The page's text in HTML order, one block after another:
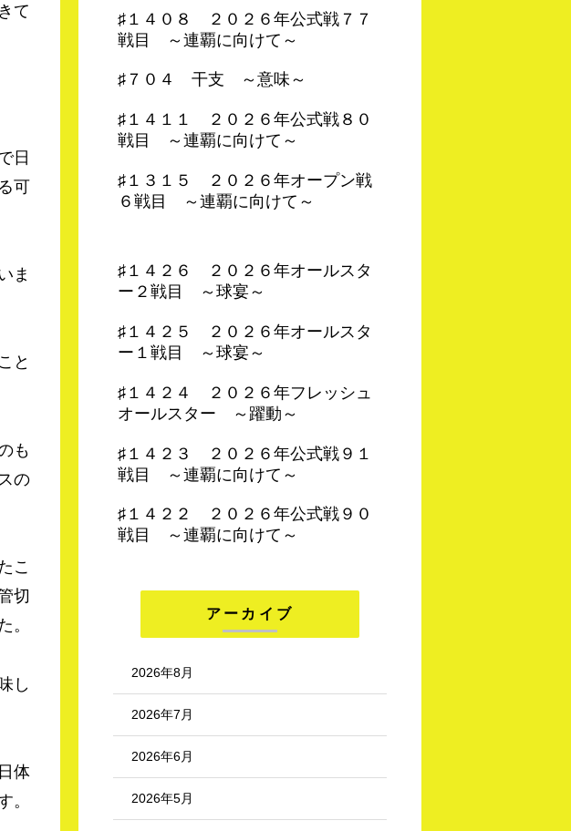
て
日
可
ま
と
も
の
こ
切
。
し
体
。
♯１４０８ ２０２６年公式戦７７
戦目 ～連覇に向けて～
♯７０４ 干支 ～意味～
♯１４１１ ２０２６年公式戦８０
戦目 ～連覇に向けて～
♯１３１５ ２０２６年オープン戦
６戦目 ～連覇に向けて～
♯１４２６ ２０２６年オールスタ
ー２戦目 ～球宴～
♯１４２５ ２０２６年オールスタ
ー１戦目 ～球宴～
♯１４２４ ２０２６年フレッシュ
オールスター ～躍動～
♯１４２３ ２０２６年公式戦９１
戦目 ～連覇に向けて～
♯１４２２ ２０２６年公式戦９０
戦目 ～連覇に向けて～
アーカイブ
2026年8月
2026年7月
2026年6月
2026年5月